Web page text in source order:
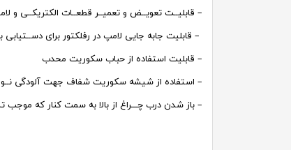
– قابلیــت تعویــض و تعمیــر قطعــات الکتریکــی و
– قابلیت جابه جایی لامپ در رفلکتور برای
– قابلیت استفاده از حباب سکوریت محدب
– استفاده از شیشه سکوریت شفاف جهت آلودگی
– باز شدن درب چـــراغ از بالا به سمت کنار که موجب